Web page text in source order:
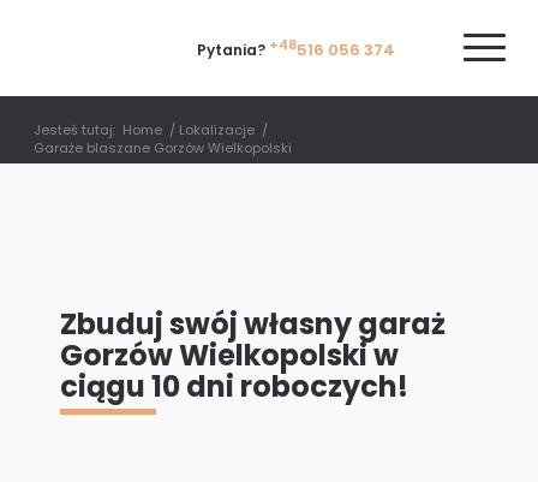
Pytania? +48516 056 374
Jesteś tutaj: Home / Lokalizacje /
Garaże blaszane Gorzów Wielkopolski
Zbuduj swój własny garaż
Gorzów Wielkopolski w
ciągu 10 dni roboczych!